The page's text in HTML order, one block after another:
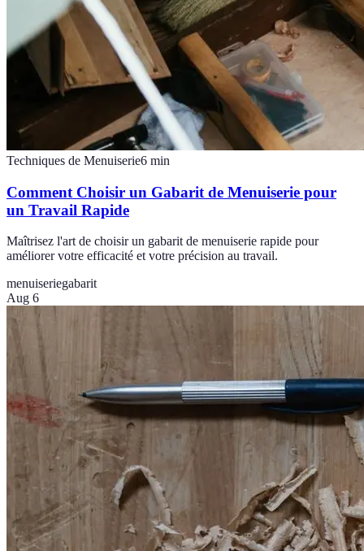
Techniques de Menuiserie6 min
Comment Choisir un Gabarit de Menuiserie pour
un Travail Rapide
Maîtrisez l'art de choisir un gabarit de menuiserie rapide pour
améliorer votre efficacité et votre précision au travail.
menuiseriegabarit
Aug 6